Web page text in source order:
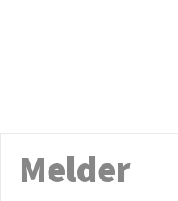
Melder